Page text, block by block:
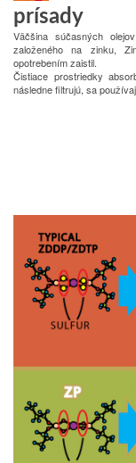
prísady
Väčšina súčasných
založeného na zinku,
opotrebením zaistil.
Čistiace prostriedky
následne filtrujú, sa